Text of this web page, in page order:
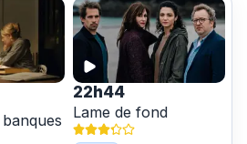
22h44
Lame de fond